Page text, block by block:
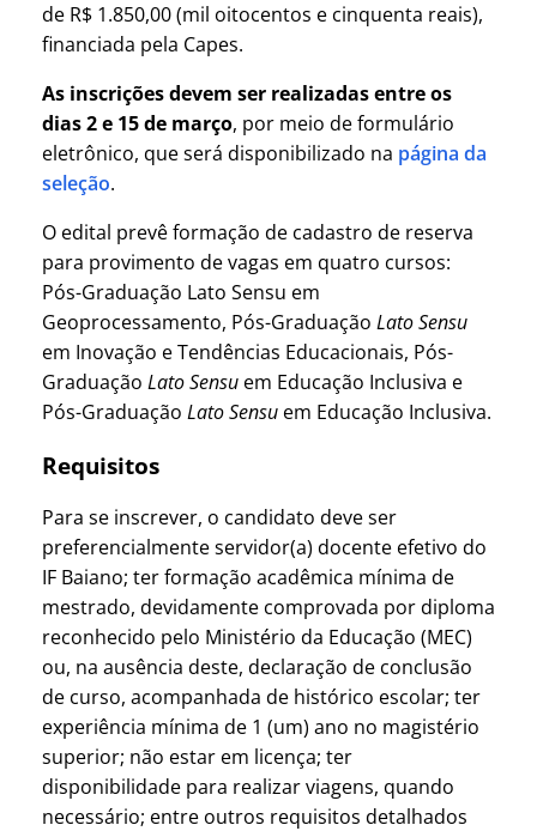
de R$ 1.850,00 (mil oitocentos e cinquenta reais),
financiada pela Capes.
As inscrições devem ser realizadas entre os
dias 2 e 15 de março, por meio de formulário
eletrônico, que será disponibilizado na página da
seleção.
O edital prevê formação de cadastro de reserva
para provimento de vagas em quatro cursos:
Pós-Graduação Lato Sensu em
Geoprocessamento, Pós-Graduação Lato Sensu
em Inovação e Tendências Educacionais, Pós-
Graduação Lato Sensu em Educação Inclusiva e
Pós-Graduação Lato Sensu em Educação Inclusiva.
Requisitos
Para se inscrever, o candidato deve ser
preferencialmente servidor(a) docente efetivo do
IF Baiano; ter formação acadêmica mínima de
mestrado, devidamente comprovada por diploma
reconhecido pelo Ministério da Educação (MEC)
ou, na ausência deste, declaração de conclusão
de curso, acompanhada de histórico escolar; ter
experiência mínima de 1 (um) ano no magistério
superior; não estar em licença; ter
disponibilidade para realizar viagens, quando
necessário; entre outros requisitos detalhados